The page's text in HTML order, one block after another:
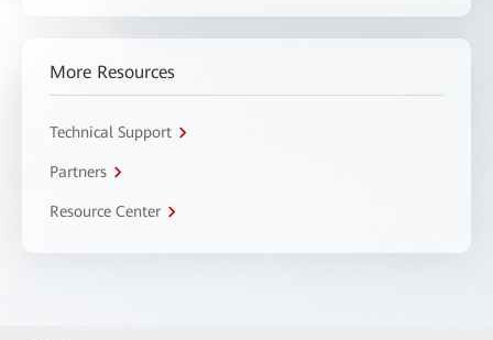
More Resources
Technical Support
Partners
Resource Center